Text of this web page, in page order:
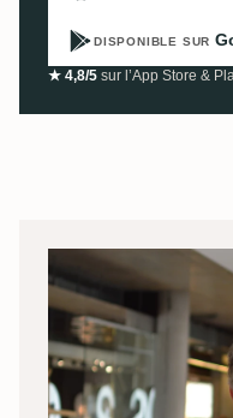
DISPONIBLE SUR
★ 4,8/5 sur l’App Store &